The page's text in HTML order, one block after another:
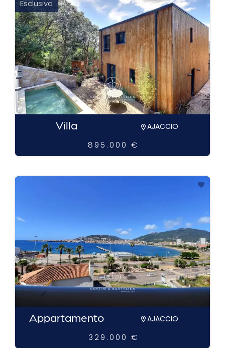
Villa AJACCIO
895.000 €
Esclusiva
Appartamento AJACCIO
329.000 €